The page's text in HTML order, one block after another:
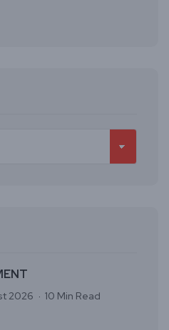
2026 10 Min Read